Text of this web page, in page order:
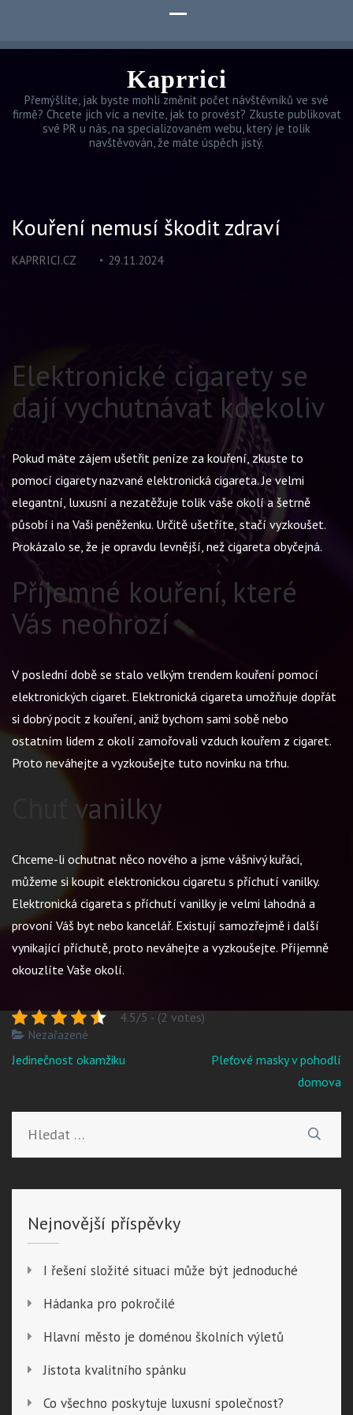
Kaprrici
Přemýšlíte, jak byste mohli změnit počet návštěvníků ve své
firmě? Chcete jich víc a nevíte, jak to provést? Zkuste publikovat
své PR u nás, na specializovaném webu, který je tolik
navštěvován, že máte úspěch jistý.
Kouření nemusí škodit zdraví
KAPRRICI.CZ 29.11.2024
Elektronické cigarety se
dají vychutnávat kdekoliv
Pokud máte zájem ušetřit peníze za kouření, zkuste to
pomocí cigarety nazvané elektronická cigareta. Je velmi
elegantní, luxusní a nezatěžuje tolik vaše okolí a šetrně
působí i na Vaši peněženku. Určitě ušetříte, stačí vyzkoušet.
Prokázalo se, že je opravdu levnější, než cigareta obyčejná.
Příjemné kouření, které
Vás neohrozí
V poslední době se stalo velkým trendem kouření pomocí
elektronických cigaret. Elektronická cigareta umožňuje dopřát
si dobrý pocit z kouření, aniž bychom sami sobě nebo
ostatním lidem z okolí zamořovali vzduch kouřem z cigaret.
Proto neváhejte a vyzkoušejte tuto novinku na trhu.
Chuť vanilky
Chceme-li ochutnat něco nového a jsme vášnivý kuřáci,
můžeme si koupit elektronickou cigaretu s příchutí vanilky.
Elektronická cigareta s příchutí vanilky je velmi lahodná a
provoní Váš byt nebo kancelář. Existují samozřejmě i další
vynikající příchutě, proto neváhejte a vyzkoušejte. Příjemně
okouzlíte Vaše okolí.
4.5/5 - (2 votes)
Nezařazené
Navigace
Jedinečnost okamžiku
Pleťové masky v pohodlí
domova
Nejnovější příspěvky
I řešení složité situaci může být jednoduché
Hádanka pro pokročilé
Hlavní město je doménou školních výletů
Jistota kvalitního spánku
Co všechno poskytuje luxusní společnost?